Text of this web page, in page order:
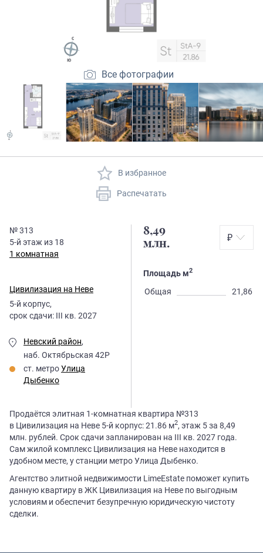
Все фотографии
В избранное
Распечатать
№313
5-й этаж из 18
1 комнатная
Цивилизация на Неве
5-й корпус,
срок сдачи: III кв. 2027
Невский район,
наб. Октябрьская 42Р
ст. метроУлица
Дыбенко
8,49
млн.
₽
Площадь м2
Общая 21,86
Продаётся элитная 1-комнатная квартира №313
в Цивилизация на Неве 5-й корпус: 21.86 м2, этаж 5 за 8,49
млн. рублей. Срок сдачи запланирован на III кв. 2027 года.
Сам жилой комплекс Цивилизация на Неве находится в
удобном месте, у станции метро Улица Дыбенко.
Агентство элитной недвижимости LimeEstate поможет купить
данную квартиру в ЖК Цивилизация на Неве по выгодным
условиям и обеспечит безупречную юридическую чистоту
сделки.